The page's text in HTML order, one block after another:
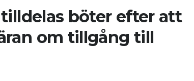
böter efter att
om tillgång till